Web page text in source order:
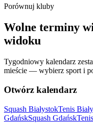
Porównuj kluby
Wolne terminy
widoku
Tygodniowy kalendarz
mieście — wybierz sport i
Otwórz kalendarz
Squash BiałystokTenis
GdańskSquash Gdańsk